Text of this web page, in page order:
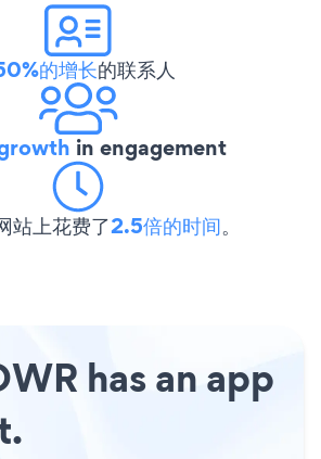
的增长的联系人
in engagement
站上花费了2.5倍的时间。
has an app